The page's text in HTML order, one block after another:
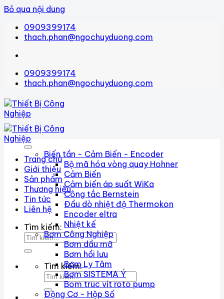
Bỏ qua nội dung
0909399174
thach.phan@ngochuyduong.com
0909399174
thach.phan@ngochuyduong.com
Trang chủ
Giới thiệu
Sản phẩm
Thương hiệu
Tin tức
Liên hệ
Tìm kiếm:
Tìm kiếm:
Biến tần - Cảm Biến - Encoder
Bộ mã hóa vòng quay Hohner
Cảm Biến
Cảm biến áp suất WiKa
Công tắc Bernstein
Đầu dò nhiệt độ Thermokon
Encoder eltra
Nhiệt kế
Bơm Công Nghiệp
Bơm dầu mỡ
Bơm hồi lưu
Bơm Ly Tâm
Bơm SISTEMA Ý
Bom truc vit roto pump
Động Cơ - Hộp Số